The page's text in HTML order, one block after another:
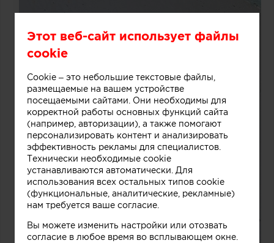
Этот веб-сайт использует файлы
cookie
Cookie – это небольшие текстовые файлы,
размещаемые на вашем устройстве
посещаемыми сайтами. Они необходимы для
корректной работы основных функций сайта
(например, авторизации), а также помогают
персонализировать контент и анализировать
эффективность рекламы для специалистов.
Технически необходимые cookie
устанавливаются автоматически. Для
использования всех остальных типов cookie
(функциональные, аналитические, рекламные)
нам требуется ваше согласие.
Вы можете изменить настройки или отозвать
согласие в любое время во всплывающем окне.